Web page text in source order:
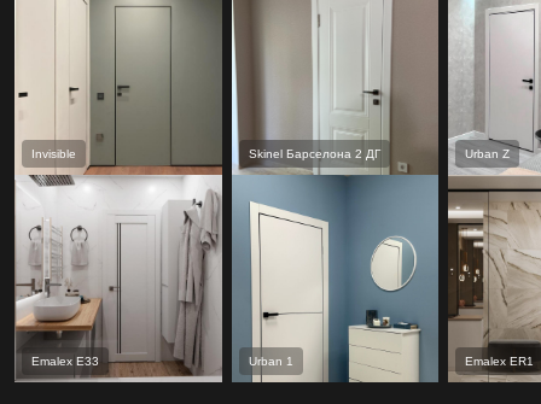
Invisible
Emalex Е33
Skinel Барселона 2 ДГ
Urban 1
Urban Z
Emalex ER1